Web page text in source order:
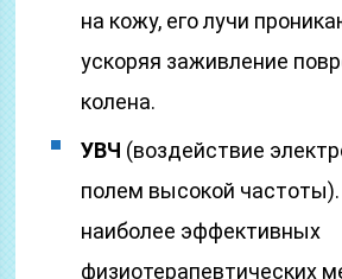
на кожу, его лучи
ускоряя заживление
колена.
УВЧ (воздействие
полем высокой
наиболее эффективных
физиотерапевтических